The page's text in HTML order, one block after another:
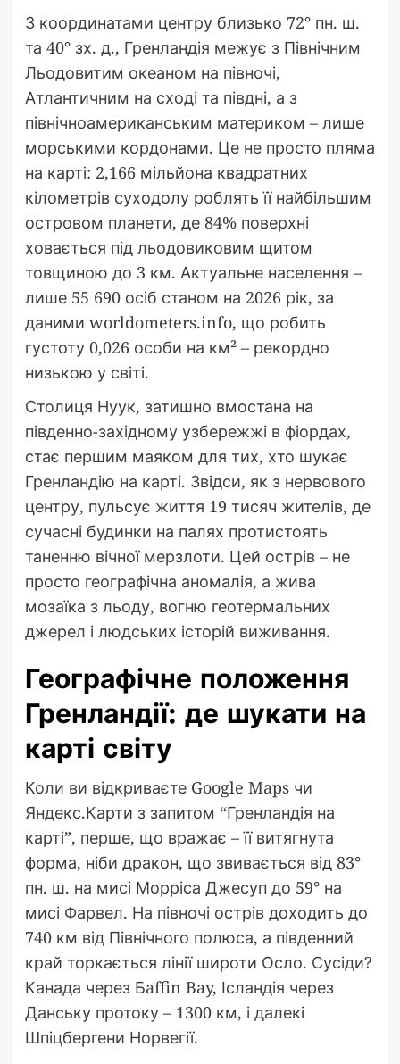
З координатами центру близько 72° пн. ш.
та 40° зх. д., Гренландія межує з Північним
Льодовитим океаном на півночі,
Атлантичним на сході та півдні, а з
північноамериканським материком – лише
морськими кордонами. Це не просто пляма
на карті: 2,166 мільйона квадратних
кілометрів суходолу роблять її найбільшим
островом планети, де 84% поверхні
ховається під льодовиковим щитом
товщиною до 3 км. Актуальне населення –
лише 55 690 осіб станом на 2026 рік, за
даними worldometers.info, що робить
густоту 0,026 особи на км² – рекордно
низькою у світі.
Столиця Нуук, затишно вмостана на
південно-західному узбережжі в фіордах,
стає першим маяком для тих, хто шукає
Гренландію на карті. Звідси, як з нервового
центру, пульсує життя 19 тисяч жителів, де
сучасні будинки на палях протистоять
таненню вічної мерзлоти. Цей острів – не
просто географічна аномалія, а жива
мозаїка з льоду, вогню геотермальних
джерел і людських історій виживання.
Географічне положення
Гренландії: де шукати на
карті світу
Коли ви відкриваєте Google Maps чи
Яндекс.Карти з запитом “Гренландія на
карті”, перше, що вражає – її витягнута
форма, ніби дракон, що звивається від 83°
пн. ш. на мисі Морріса Джесуп до 59° на
мисі Фарвел. На півночі острів доходить до
740 км від Північного полюса, а південний
край торкається лінії широти Осло. Сусіди?
Канада через Бaffin Bay, Ісландія через
Данську протоку – 1300 км, і далекі
Шпіцбергени Норвегії.